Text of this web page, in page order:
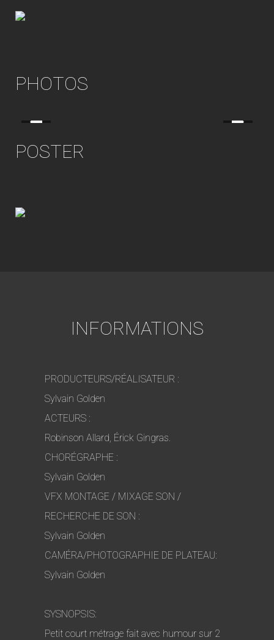
PHOTOS
POSTER
INFORMATIONS
PRODUCTEURS/RÉALISATEUR :
Sylvain Golden
ACTEURS :
Robinson Allard, Érick Gingras.
CHORÉGRAPHE :
Sylvain Golden
VFX MONTAGE / MIXAGE SON /
RECHERCHE DE SON :
Sylvain Golden
CAMÉRA/PHOTOGRAPHIE DE PLATEAU:
Sylvain Golden
SYSNOPSIS:
Petit court métrage fait avec humour sur 2